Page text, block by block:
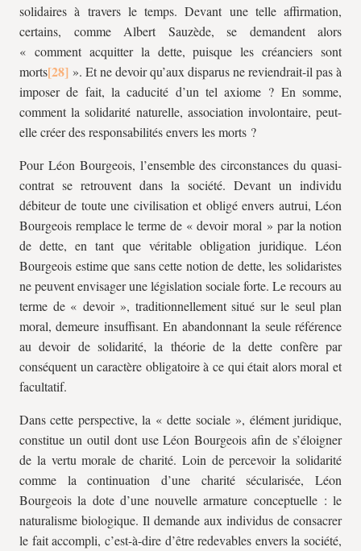
solidaires à travers le temps. Devant une telle affirmation,
certains, comme Albert Sauzède, se demandent alors
« comment acquitter la dette, puisque les créanciers sont
morts
». Et ne devoir qu’aux disparus ne reviendrait-il pas à
imposer de fait, la caducité d’un tel axiome ? En somme,
comment la solidarité naturelle, association involontaire, peut-
elle créer des responsabilités envers les morts ?
Pour Léon Bourgeois, l’ensemble des circonstances du quasi-
contrat se retrouvent dans la société. Devant un individu
débiteur de toute une civilisation et obligé envers autrui, Léon
Bourgeois remplace le terme de « devoir moral » par la notion
de dette, en tant que véritable obligation juridique. Léon
Bourgeois estime que sans cette notion de dette, les solidaristes
ne peuvent envisager une législation sociale forte. Le recours au
terme de « devoir », traditionnellement situé sur le seul plan
moral, demeure insuffisant. En abandonnant la seule référence
au devoir de solidarité, la théorie de la dette confère par
conséquent un caractère obligatoire à ce qui était alors moral et
facultatif.
Dans cette perspective, la « dette sociale », élément juridique,
constitue un outil dont use Léon Bourgeois afin de s’éloigner
de la vertu morale de charité. Loin de percevoir la solidarité
comme la continuation d’une charité sécularisée, Léon
Bourgeois la dote d’une nouvelle armature conceptuelle : le
naturalisme biologique. Il demande aux individus de consacrer
le fait accompli, c’est-à-dire d’être redevables envers la société,